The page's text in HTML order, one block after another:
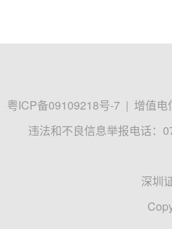
粤ICP备09109218号-7 | 增值电
违法和不良信息举报电话：
深圳